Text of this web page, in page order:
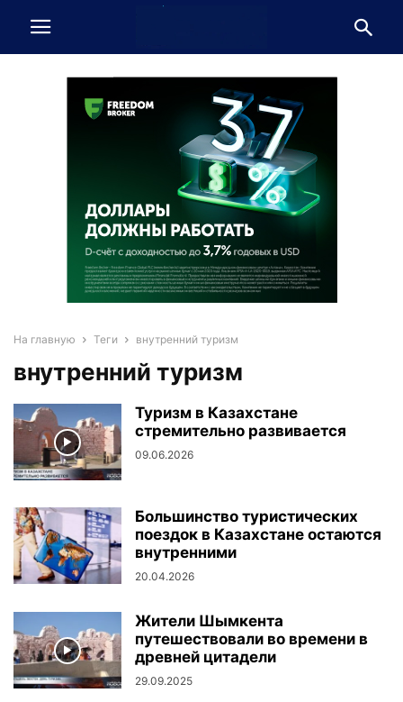
На главную Теги внутренний туризм
внутренний туризм
Туризм в Казахстане
стремительно развивается
09.06.2026
Большинство туристических
поездок в Казахстане остаются
внутренними
20.04.2026
Жители Шымкента
путешествовали во времени в
древней цитадели
29.09.2025